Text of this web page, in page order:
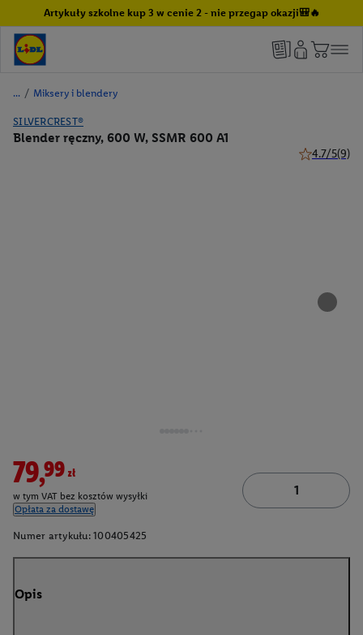
Artykuły szkolne kup 3 w cenie 2 - nie przegap okazji🎒🔥
/ Miksery i blendery
SILVERCREST®
Blender ręczny, 600 W, SSMR 600 A1
4.7/5(9)
79,99zł
w tym VAT bez kosztów wysyłki
Opłata za dostawę
Numer artykułu: 100405425
Opis